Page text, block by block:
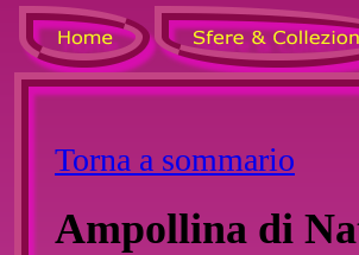
Torna a sommario
Ampollina di